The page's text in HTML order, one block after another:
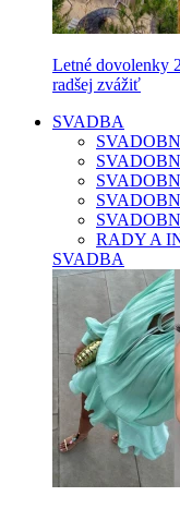
Letné dovolenky
radšej zvážiť
SVADBA
RADY A
SVADBA